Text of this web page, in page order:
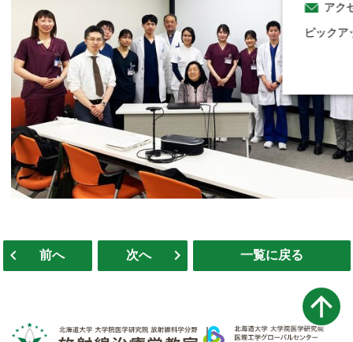
アク
ピックア
投
稿
ン
前へ 一覧に戻る
次へ